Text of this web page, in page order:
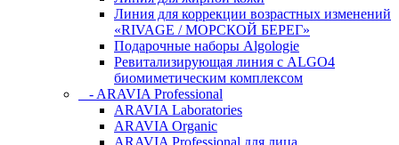
Линия для коррекции возрастных изменений
«RIVAGE / МОРСКОЙ БЕРЕГ»
Подарочные наборы Algologie
Ревитализирующая линия с ALGO4
биомиметическим комплексом
- ARAVIA Professional
ARAVIA Laboratories
ARAVIA Organic
ARAVIA Professional для лица